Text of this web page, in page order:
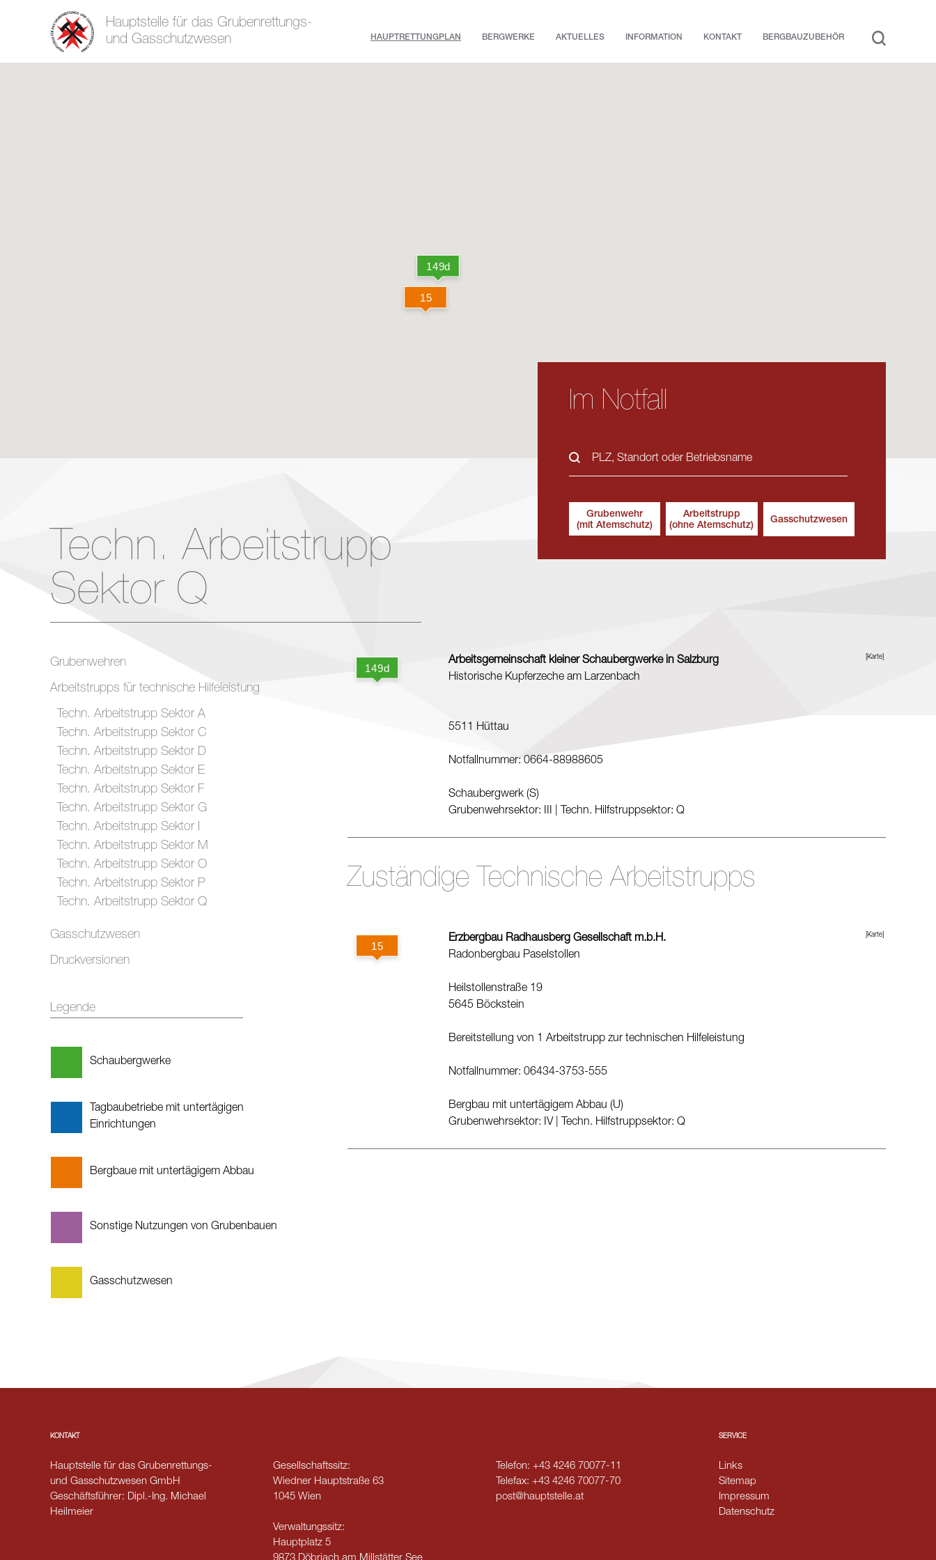
Hauptstelle für das Grubenrettungs-
und Gasschutzwesen
HAUPTRETTUNGPLAN BERGWERKE AKTUELLES INFORMATION KONTAKT BERGBAUZUBEHÖR
Im Notfall
Grubenwehr
(mit Atemschutz)
Arbeitstrupp
(ohne Atemschutz)
Gasschutzwesen
Techn. Arbeitstrupp
Sektor Q
Grubenwehren
Arbeitstrupps für technische Hilfeleistung
Techn. Arbeitstrupp Sektor A
Techn. Arbeitstrupp Sektor C
Techn. Arbeitstrupp Sektor D
Techn. Arbeitstrupp Sektor E
Techn. Arbeitstrupp Sektor F
Techn. Arbeitstrupp Sektor G
Techn. Arbeitstrupp Sektor I
Techn. Arbeitstrupp Sektor M
Techn. Arbeitstrupp Sektor O
Techn. Arbeitstrupp Sektor P
Techn. Arbeitstrupp Sektor Q
Gasschutzwesen
Druckversionen
Legende
Schaubergwerke
Tagbaubetriebe mit untertägigen
Einrichtungen
Bergbaue mit untertägigem Abbau
Sonstige Nutzungen von Grubenbauen
Gasschutzwesen
[Karte]
Arbeitsgemeinschaft kleiner Schaubergwerke in Salzburg
Historische Kupferzeche am Larzenbach
5511 Hüttau
Notfallnummer: 0664-88988605
Schaubergwerk (S)
Grubenwehrsektor: III
Techn. Hilfstruppsektor: Q
Zuständige Technische Arbeitstrupps
[Karte]
Erzbergbau Radhausberg Gesellschaft m.b.H.
Radonbergbau Paselstollen
Heilstollenstraße 19
5645 Böckstein
Bereitstellung von 1 Arbeitstrupp zur technischen Hilfeleistung
Notfallnummer: 06434-3753-555
Bergbau mit untertägigem Abbau (U)
Grubenwehrsektor: IV| Techn. Hilfstruppsektor: Q
KONTAKT
Hauptstelle für das Grubenrettungs-
und Gasschutzwesen GmbH
Geschäftsführer: Dipl.-Ing. Michael
Heilmeier
Gesellschaftssitz:
Wiedner Hauptstraße 63
1045 Wien
Verwaltungssitz:
Hauptplatz 5
Telefon: +43 4246 70077-11
Telefax: +43 4246 70077-70
post@hauptstelle.at
SERVICE
Links
Sitemap
Impressum
Datenschutz